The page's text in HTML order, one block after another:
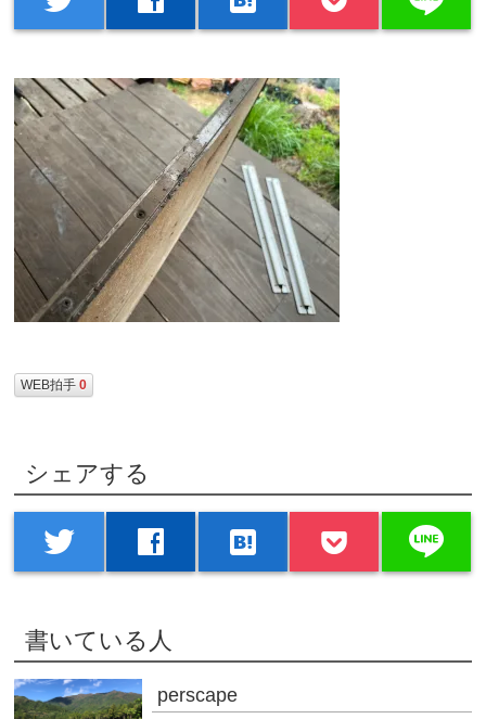
WEB拍手0
シェアする
twitter facebook hatenabookmark line
書いている人
perscape